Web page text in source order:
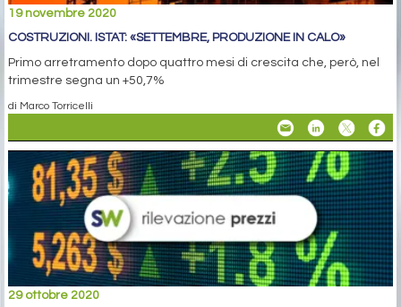
19 novembre 2020
COSTRUZIONI. ISTAT: «SETTEMBRE, PRODUZIONE IN CALO»
Primo arretramento dopo quattro mesi di crescita che, però, nel
trimestre segna un +50,7%
di Marco Torricelli
29 ottobre 2020